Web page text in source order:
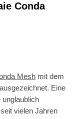
Conda
Mesh mit dem
ausgezeichnet. Eine
vielen Jahren